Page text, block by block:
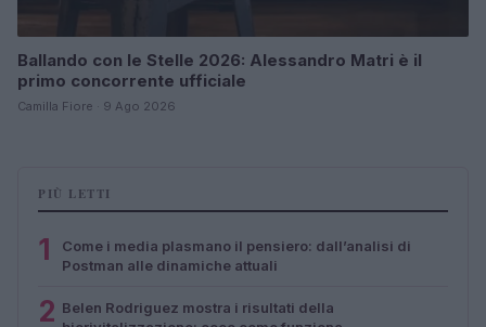
Ballando con le Stelle 2026: Alessandro Matri è il
primo concorrente ufficiale
Camilla Fiore · 9 Ago 2026
PIÙ LETTI
1
Come i media plasmano il pensiero: dall’analisi di
Postman alle dinamiche attuali
2 Belen Rodriguez mostra i risultati della